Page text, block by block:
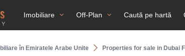
Imobiliare Off-Plan Caută pe hartă
în Emiratele Arabe Unite Properties for sale in Dubai